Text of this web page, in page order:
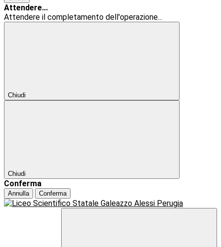
Attendere...
Attendere il completamento dell'operazione...
Chiudi
Chiudi
Conferma
Annulla Conferma